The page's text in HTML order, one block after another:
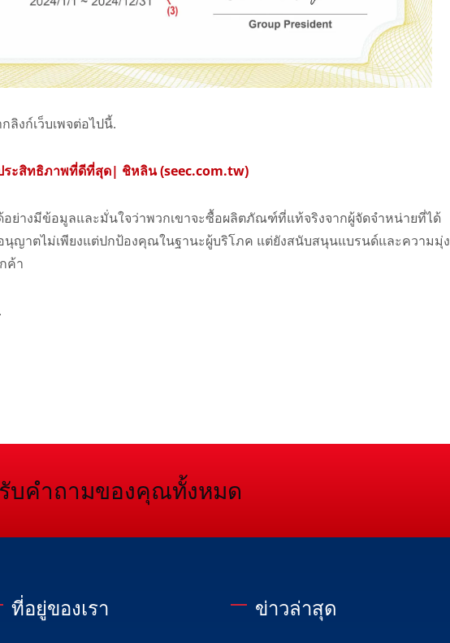
งก์เว็บเพจต่อไปนี้.
ระสิทธิภาพที่ดีที่สุด| ชิหลิน (seec.com.tw)
ย่างมีข้อมูลและมั่นใจว่าพวกเขาจะซื้อผลิตภัณฑ์ที่แท้จริงจากผู้จัดจำหน่ายที่ได้
นุญาตไม่เพียงแต่ปกป้องคุณในฐานะผู้บริโภค แต่ยังสนับสนุนแบรนด์และความมุ่ง
ค้า
บคำถามของคุณทั้งหมด
ที่อยู่ของเรา ข่าวล่าสุด